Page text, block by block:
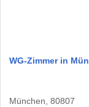
WG-Zimmer in
München, 80807